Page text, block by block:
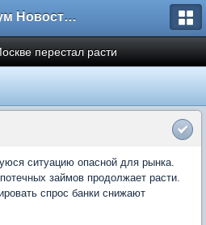
Форум Новостройки
перестал расти
ситуацию опасной для рынка.
займов продолжает расти.
спрос банки снижают